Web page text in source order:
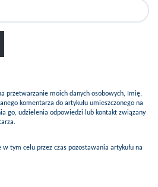
przetwarzanie moich danych osobowych, Imię,
komentarza do artykułu umieszczonego na
go, udzielenia odpowiedzi lub kontakt związany
tym celu przez czas pozostawania artykułu na